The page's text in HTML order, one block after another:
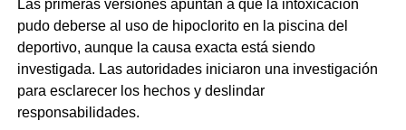
Las primeras versiones apuntan a que la intoxicación
pudo deberse al uso de hipoclorito en la piscina del
deportivo, aunque la causa exacta está siendo
investigada. Las autoridades iniciaron una investigación
para esclarecer los hechos y deslindar
responsabilidades.